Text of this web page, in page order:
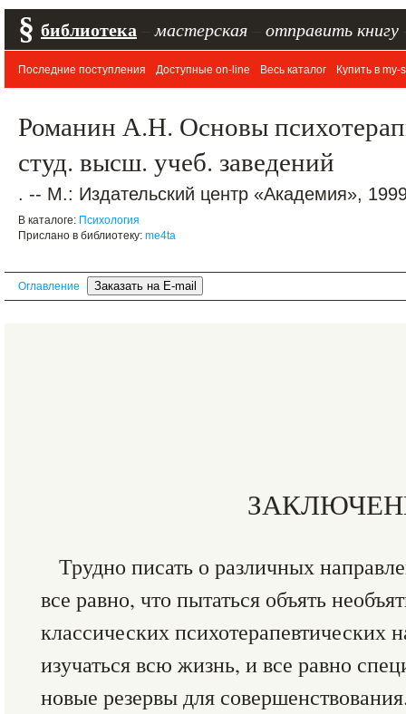
§ библиотека мастерская отправить книгу
Последние поступления Доступные on-line Весь каталог Купить в my-
Романин А.Н. Основы
студ. высш. учеб. заведений
. -- М.: Издательский центр «Академия»,
В каталоге: Психология
Прислано в библиотеку: me4ta
Оглавление
Трудно писать о различных
все равно, что пытаться объять
классических психотерапевтических
изучаться всю жизнь, и все равно
новые резервы для